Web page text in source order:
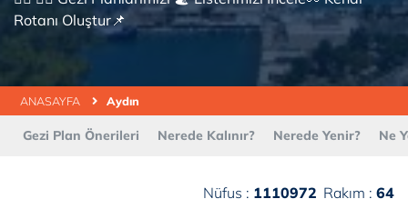
ANASAYFA Aydın
Rotanı Oluştur📌
Gezi Plan Önerileri Nerede Kalınır? Nerede Yenir? Ne
Nüfus : 1110972 Rakım : 64